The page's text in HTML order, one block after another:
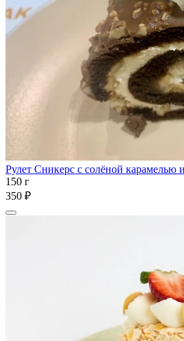
Рулет Сникерс с солёной карамелью
150 г
350 ₽